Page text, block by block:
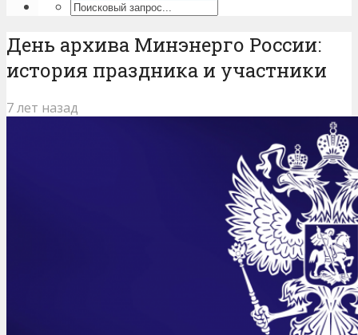
День архива Минэнерго России:
история праздника и участники
7 лет назад